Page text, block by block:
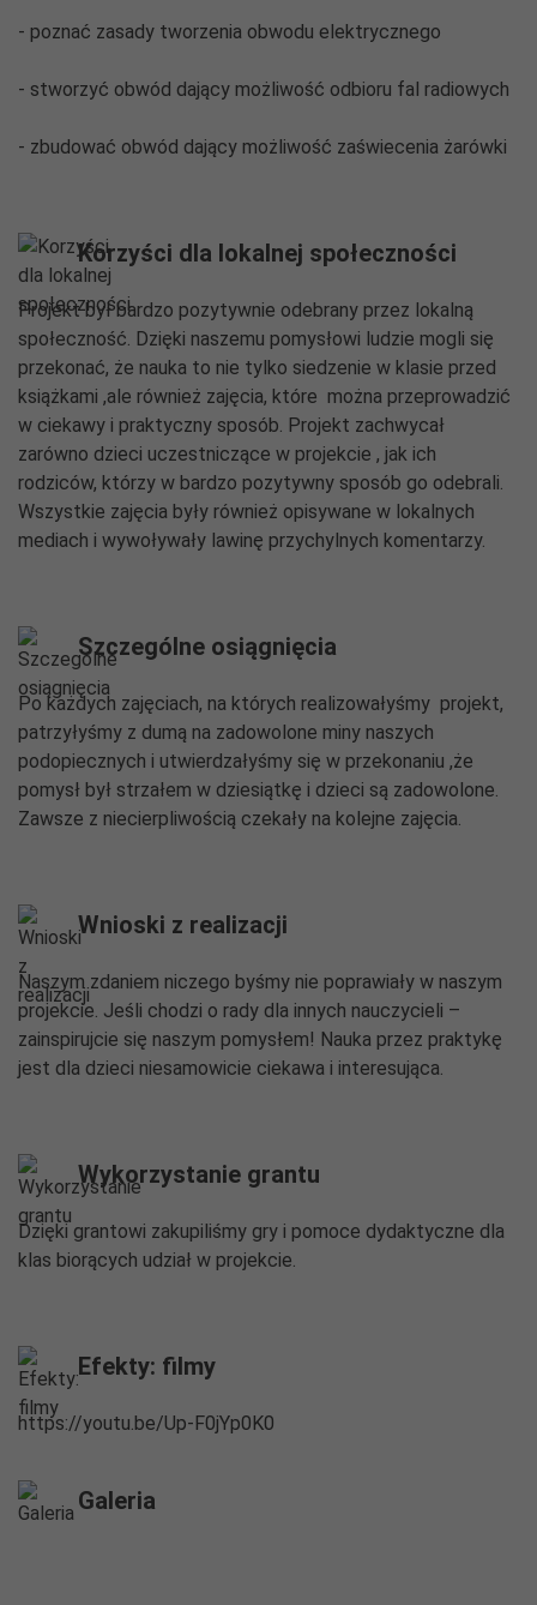
- poznać zasady tworzenia obwodu elektrycznego
- stworzyć obwód dający możliwość odbioru fal radiowych
- zbudować obwód dający możliwość zaświecenia żarówki
Korzyści dla lokalnej społeczności
Projekt był bardzo pozytywnie odebrany przez lokalną
społeczność. Dzięki naszemu pomysłowi ludzie mogli się
przekonać, że nauka to nie tylko siedzenie w klasie przed
książkami ,ale również zajęcia, które można przeprowadzić
w ciekawy i praktyczny sposób. Projekt zachwycał
zarówno dzieci uczestniczące w projekcie , jak ich
rodziców, którzy w bardzo pozytywny sposób go odebrali.
Wszystkie zajęcia były również opisywane w lokalnych
mediach i wywoływały lawinę przychylnych komentarzy.
Szczególne osiągnięcia
Po każdych zajęciach, na których realizowałyśmy projekt,
patrzyłyśmy z dumą na zadowolone miny naszych
podopiecznych i utwierdzałyśmy się w przekonaniu ,że
pomysł był strzałem w dziesiątkę i dzieci są zadowolone.
Zawsze z niecierpliwością czekały na kolejne zajęcia.
Wnioski z realizacji
Naszym zdaniem niczego byśmy nie poprawiały w naszym
projekcie. Jeśli chodzi o rady dla innych nauczycieli –
zainspirujcie się naszym pomysłem! Nauka przez praktykę
jest dla dzieci niesamowicie ciekawa i interesująca.
Wykorzystanie grantu
Dzięki grantowi zakupiliśmy gry i pomoce dydaktyczne dla
klas biorących udział w projekcie.
Efekty: filmy
https://youtu.be/Up-F0jYp0K0
Galeria